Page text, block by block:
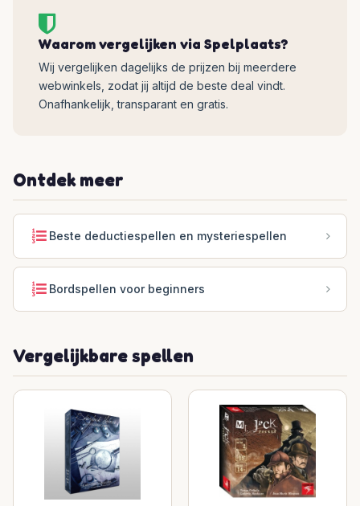
Waarom vergelijken via Spelplaats?
Wij vergelijken dagelijks de prijzen bij meerdere
webwinkels, zodat jij altijd de beste deal vindt.
Onafhankelijk, transparant en gratis.
Ontdek meer
Beste deductiespellen en mysteriespellen
Bordspellen voor beginners
Vergelijkbare spellen